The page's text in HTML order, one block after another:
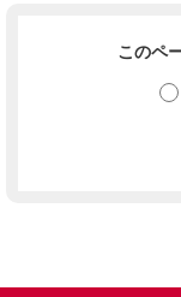
このペ